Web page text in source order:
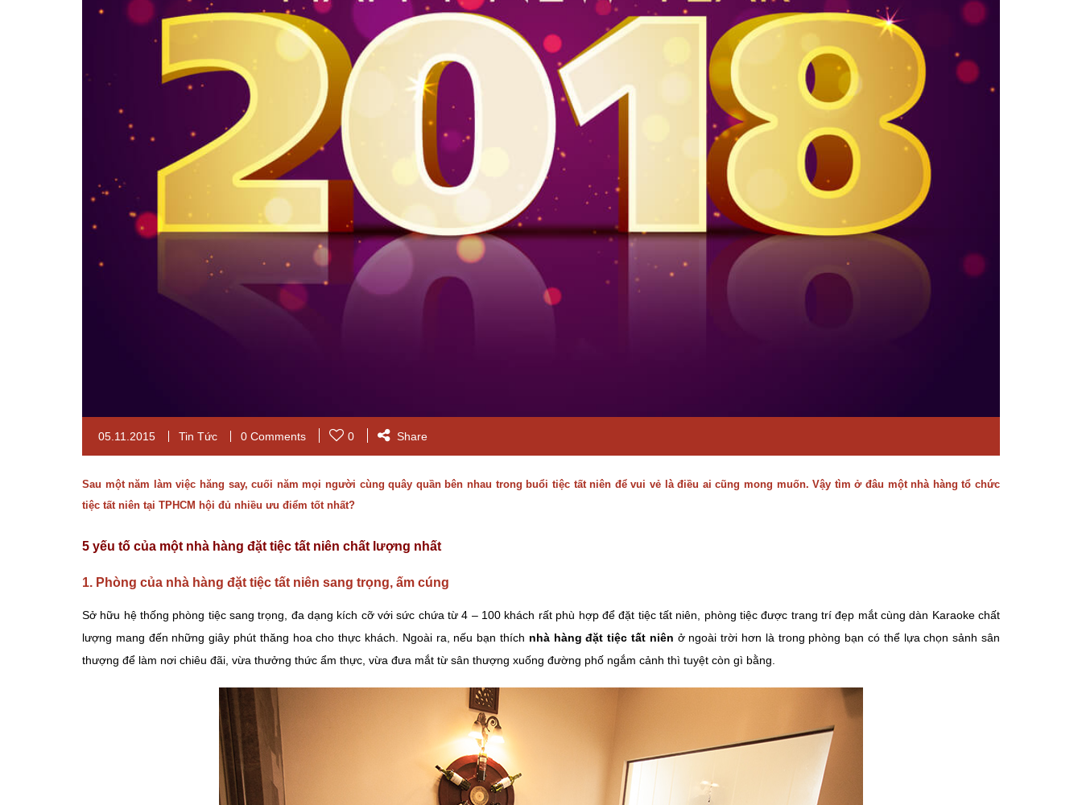
05.11.2015 Tin Tức 0 Comments 0 Share
Sau một năm làm việc hăng say, cuối năm mọi người cùng quây quần bên nhau trong buổi tiệc tất niên để vui vẻ là điều ai cũng mong muốn. Vậy tìm ở đâu một nhà hàng tổ chức
tiệc tất niên tại TPHCM hội đủ nhiều ưu điểm tốt nhất?
5 yếu tố của một nhà hàng đặt tiệc tất niên chất lượng nhất
1. Phòng của nhà hàng đặt tiệc tất niên sang trọng, ấm cúng
Sở hữu hệ thống phòng tiệc sang trọng, đa dạng kích cỡ với sức chứa từ 4 – 100 khách rất phù hợp để đặt tiệc tất niên, phòng tiệc được trang trí đẹp mắt cùng dàn Karaoke chất
lượng mang đến những giây phút thăng hoa cho thực khách. Ngoài ra, nếu bạn thích nhà hàng đặt tiệc tất niên ở ngoài trời hơn là trong phòng bạn có thể lựa chọn sảnh sân
thượng để làm nơi chiêu đãi, vừa thưởng thức ẩm thực, vừa đưa mắt từ sân thượng xuống đường phố ngắm cảnh thì tuyệt còn gì bằng.